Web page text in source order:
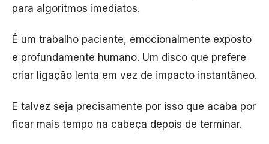
para algoritmos imediatos.
É um trabalho paciente, emocionalmente exposto
e profundamente humano. Um disco que prefere
criar ligação lenta em vez de impacto instantâneo.
E talvez seja precisamente por isso que acaba por
ficar mais tempo na cabeça depois de terminar.